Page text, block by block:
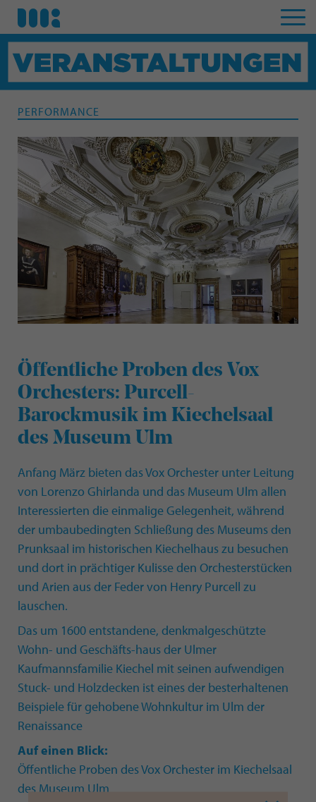
PERFORMANCE
Öffentliche Proben des Vox
Orchesters: Purcell-
Barockmusik im Kiechelsaal
des Museum Ulm
Anfang März bieten das Vox Orchester unter Leitung
von Lorenzo Ghirlanda und das Museum Ulm allen
Interessierten die einmalige Gelegenheit, während
der umbaubedingten Schließung des Museums den
Prunksaal im historischen Kiechelhaus zu besuchen
und dort in prächtiger Kulisse den Orchesterstücken
und Arien aus der Feder von Henry Purcell zu
lauschen.
Das um 1600 entstandene, denkmalgeschützte
Wohn- und Geschäfts-haus der Ulmer
Kaufmannsfamilie Kiechel mit seinen aufwendigen
Stuck- und Holzdecken ist eines der besterhaltenen
Beispiele für gehobene Wohnkultur im Ulm der
Renaissance
Auf einen Blick:
Öffentliche Proben des Vox Orchester im Kiechelsaal
des Museum Ulm